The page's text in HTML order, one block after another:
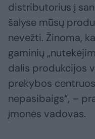
distributorius į
šalyse mūsų
nevežti. Žinoma,
gaminių
dalis produkcijos
prekybos
nepasibaigs“, –
įmonės vadovas.